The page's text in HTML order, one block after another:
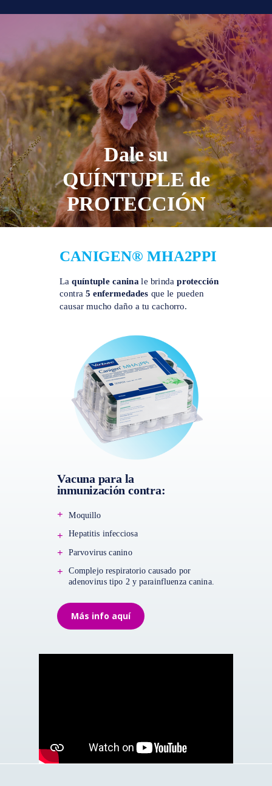
Dale su
QUÍNTUPLEde
PROTECCIÓN
CANIGEN® MHA2PPI
La quíntuple caninale brinda protección
contra 5 enfermedadesque le pueden
causar mucho daño a tu cachorro.
Vacuna para la
inmunización contra:
Moquillo
Hepatitis infecciosa
Parvovirus canino
Complejo respiratorio causado por
adenovirus tipo 2 y parainfluenza canina.
Más info aquí
+
+
+
+